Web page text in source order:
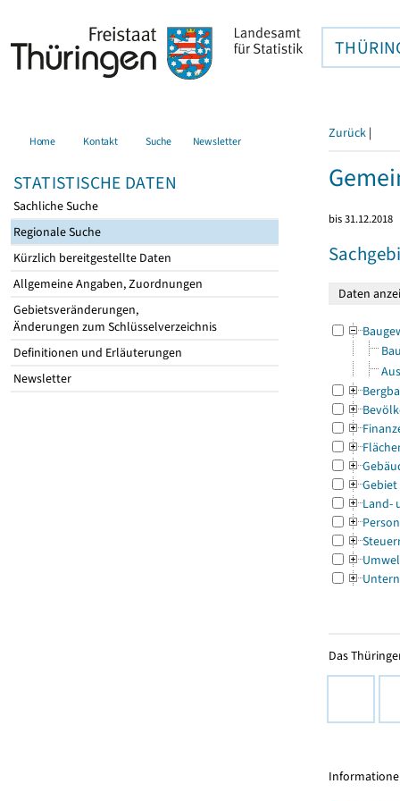
Home Kontakt Suche Newsletter
STATISTISCHE DATEN
Sachliche Suche
Regionale Suche
Kürzlich bereitgestellte Daten
Allgemeine Angaben, Zuordnungen
Gebietsveränderungen,
Änderungen zum Schlüsselverzeichnis
Definitionen und Erläuterungen
Newsletter
Zurück |
bis 31.12.2018
Gebiet
Land-
Das